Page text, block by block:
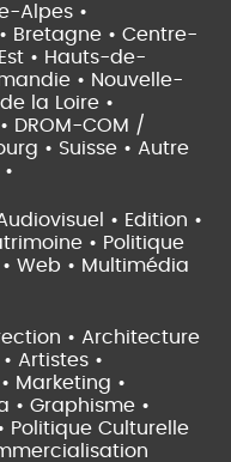
Alpes •
Bretagne • Centre-
• Hauts-de-
• Nouvelle-
la Loire •
DROM-COM /
• Suisse • Autre
• Edition •
• Politique
Web • Multimédia
• Architecture
Artistes •
Marketing •
• Graphisme •
Politique Culturelle